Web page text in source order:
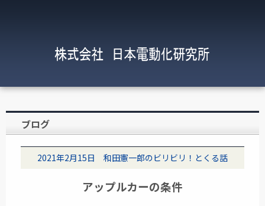
ブログ
2021年2月15日 和田憲一郎のビリビリ！とくる話
アップルカーの条件